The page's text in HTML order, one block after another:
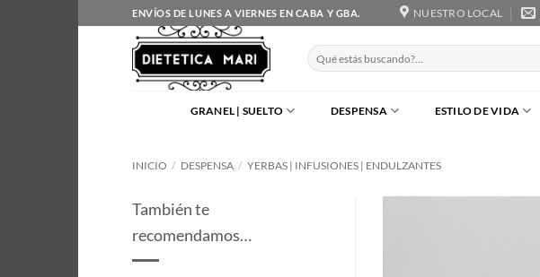
al
contenido
ENVÍOS DE LUNES A VIERNES EN CABA Y GBA. NUESTRO LOCAL
Buscar
por:
GRANEL | SUELTO DESPENSA ESTILO DE VIDA
INICIO / DESPENSA / YERBAS | INFUSIONES | ENDULZANTES
También te
recomendamos…